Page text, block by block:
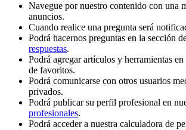
Navegue por nuestro contenido con una
anuncios.
Cuando realice una pregunta será
Podrá hacernos preguntas en la sección
respuestas.
Podrá agregar artículos y herramientas
de favoritos.
Podrá comunicarse con otros usuarios
privados.
Podrá publicar su perfil profesional en
profesionales.
Podrá acceder a nuestra calculadora de